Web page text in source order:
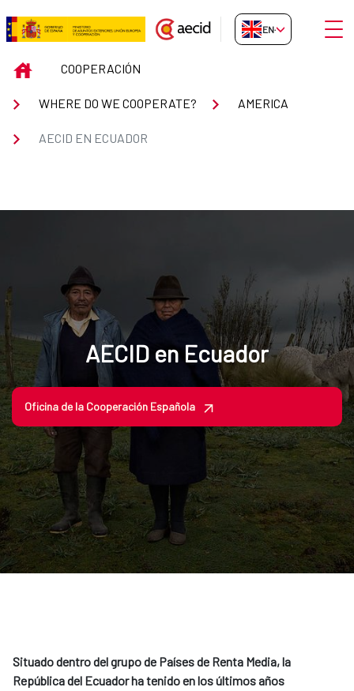
Skip to Main Content
Ecuador
EN-GB
INICIOCOOPERACIÓN
WHERE DO WE COOPERATE? AMERICA
AECID EN ECUADOR
AECID en Ecuador
Oficina de la Cooperación Española
Situado dentro del grupo de Países de Renta Media, la
República del Ecuador ha tenido en los últimos años